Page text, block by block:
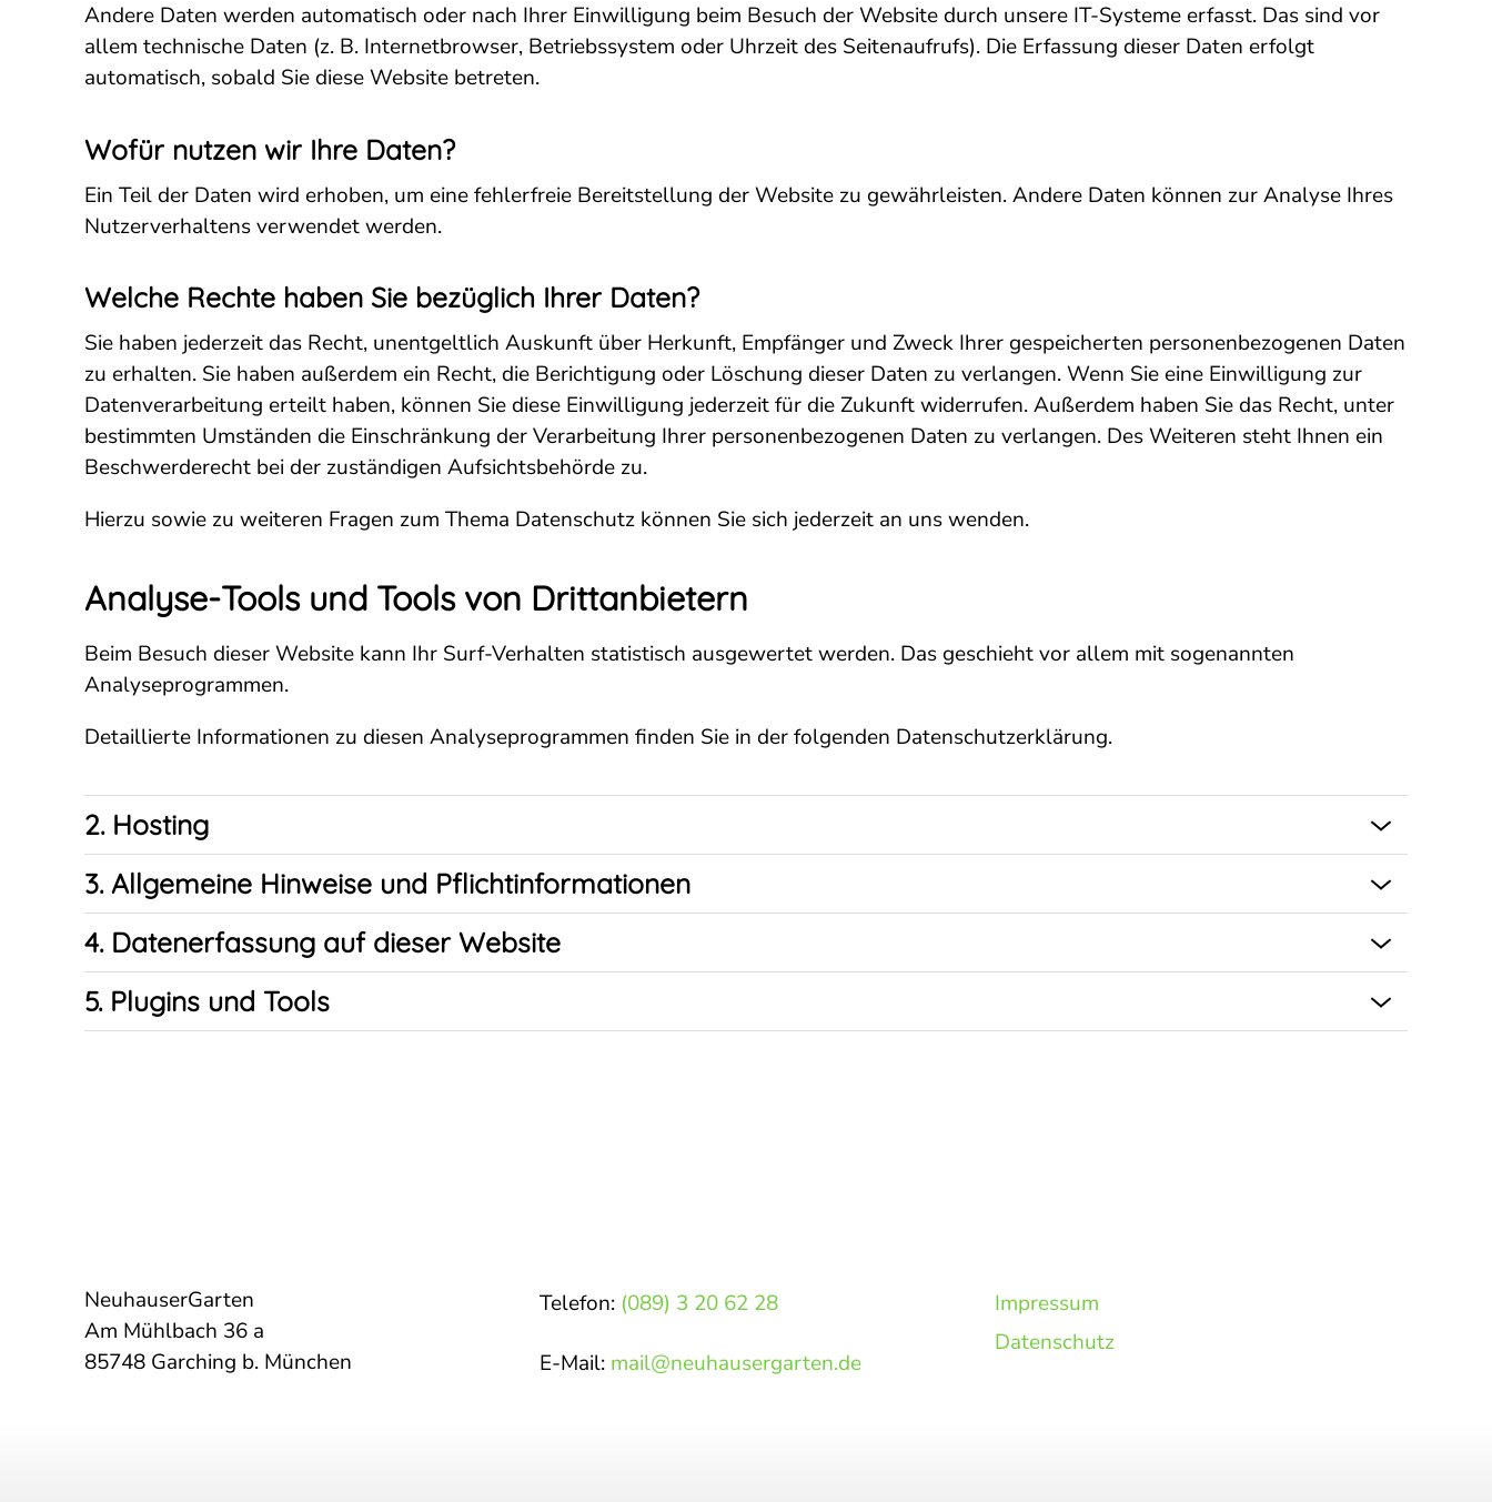
Andere Daten werden automatisch oder nach Ihrer Einwilligung beim Besuch der Website durch unsere IT-Systeme erfasst. Das sind vor
allem technische Daten (z. B. Internetbrowser, Betriebssystem oder Uhrzeit des Seitenaufrufs). Die Erfassung dieser Daten erfolgt
automatisch, sobald Sie diese Website betreten.
Wofür nutzen wir Ihre Daten?
Ein Teil der Daten wird erhoben, um eine fehlerfreie Bereitstellung der Website zu gewährleisten. Andere Daten können zur Analyse Ihres
Nutzerverhaltens verwendet werden.
Welche Rechte haben Sie bezüglich Ihrer Daten?
Sie haben jederzeit das Recht, unentgeltlich Auskunft über Herkunft, Empfänger und Zweck Ihrer gespeicherten personenbezogenen Daten
zu erhalten. Sie haben außerdem ein Recht, die Berichtigung oder Löschung dieser Daten zu verlangen. Wenn Sie eine Einwilligung zur
Datenverarbeitung erteilt haben, können Sie diese Einwilligung jederzeit für die Zukunft widerrufen. Außerdem haben Sie das Recht, unter
bestimmten Umständen die Einschränkung der Verarbeitung Ihrer personenbezogenen Daten zu verlangen. Des Weiteren steht Ihnen ein
Beschwerderecht bei der zuständigen Aufsichtsbehörde zu.
Hierzu sowie zu weiteren Fragen zum Thema Datenschutz können Sie sich jederzeit an uns wenden.
Analyse-Tools und Tools von Dritt­anbietern
Beim Besuch dieser Website kann Ihr Surf-Verhalten statistisch ausgewertet werden. Das geschieht vor allem mit sogenannten
Analyseprogrammen.
Detaillierte Informationen zu diesen Analyseprogrammen finden Sie in der folgenden Datenschutzerklärung.
2. Hosting
3. Allgemeine Hinweise und Pflicht­informationen
4. Datenerfassung auf dieser Website
5. Plugins und Tools
NeuhauserGarten
Am Mühlbach 36 a
85748 Garching b. München
Telefon: (089) 3 20 62 28
E-Mail: m l n h s rg rt nd
Impressum
Datenschutz